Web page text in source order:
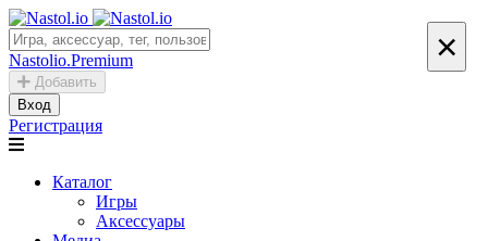
Nastolio.Premium
Добавить
Вход
Регистрация
Каталог
Игры
Аксессуары
×